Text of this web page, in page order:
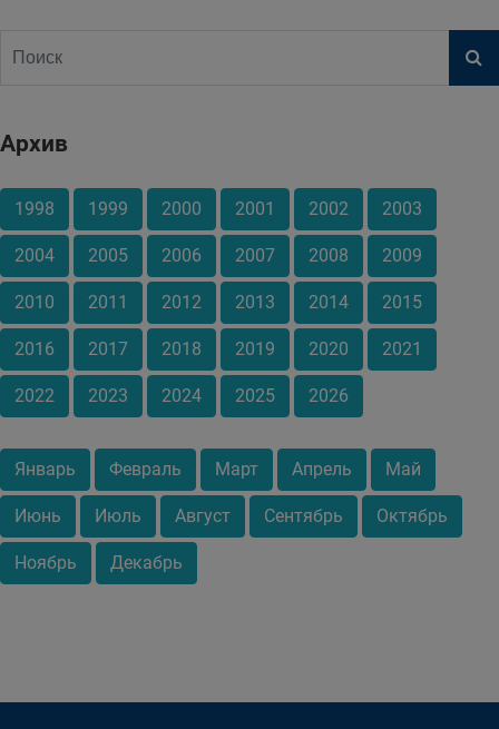
Архив
1998 1999 2000 2001 2002 2003
2004 2005 2006 2007 2008 2009
2010 2011 2012 2013 2014 2015
2016 2017 2018 2019 2020 2021
2022 2023 2024 2025 2026
Январь Февраль Март Апрель Май
Июнь Июль Август Сентябрь Октябрь
Ноябрь Декабрь